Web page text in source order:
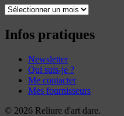
Toutes
reliures
Infos pratiques
Newsletter
Qui suis-je ?
Me contacter
Mes fournisseurs
© 2026 Reliure d'art dare.